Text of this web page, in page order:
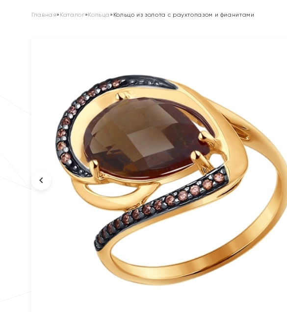
Главная» Каталог»Кольца » Кольцо из золота с раухтопазом и фианитами